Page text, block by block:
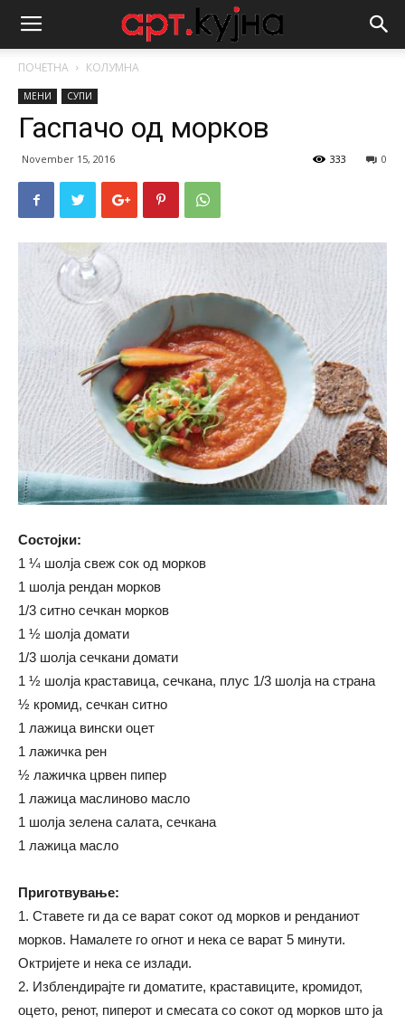
ПОЧЕТНА КОЛУМНА
МЕНИ СУПИ
Гаспачо од морков
November 15, 2016 0
333
Состојки:
1 ¼ шолја свеж сок од морков
1 шолја рендан морков
1/3 ситно сечкан морков
1 ½ шолја домати
1/3 шолја сечкани домати
1 ½ шолја краставица, сечкана, плус 1/3 шолја на страна
½ кромид, сечкан ситно
1 лажица вински оцет
1 лажичка рен
½ лажичка црвен пипер
1 лажица маслиново масло
1 шолја зелена салата, сечкана
1 лажица масло
Приготвување:
1. Ставете ги да се варат сокот од морков и ренданиот
морков. Намалете го огнот и нека се варат 5 минути.
Октријете и нека се излади.
2. Изблендирајте ги доматите, краставиците, кромидот,
оцето, ренот, пиперот и смесата со сокот од морков што ја